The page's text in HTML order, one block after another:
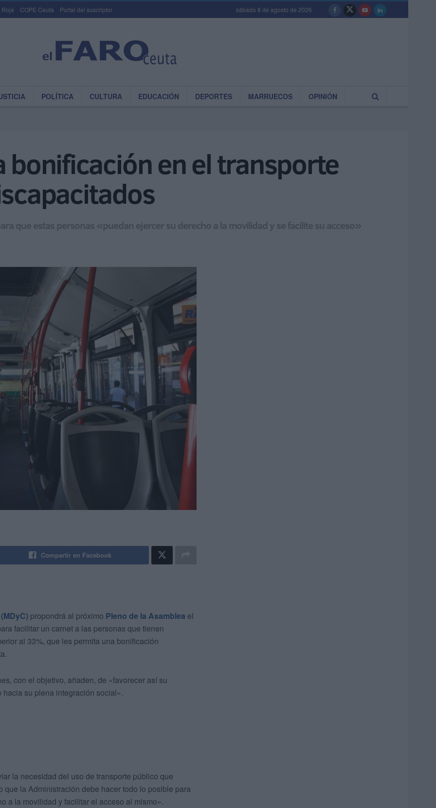
Roja COPE Ceuta Portal del suscriptor sábado 8 de agosto de 2026
POLÍTICA CULTURA EDUCACIÓN DEPORTES MARRUECOS OPINIÓN
bonificación en el transporte
que estas personas «puedan ejercer su derecho a la movilidad y se facilite su acceso»
Compartir en Facebook
propondrá al próximo Pleno de la Asamblea el
facilitar un carnet a las personas que tienen
al 33%, que les permita una bonificación
con el objetivo, añaden, de «favorecer así su
su plena integración social».
la necesidad del uso de transporte público que
la Administración debe hacer todo lo posible para
a la movilidad y facilitar el acceso al mismo».